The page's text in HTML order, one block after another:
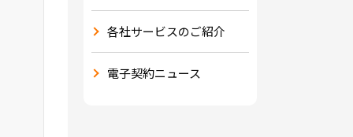
各社サービスのご紹介
電子契約ニュース